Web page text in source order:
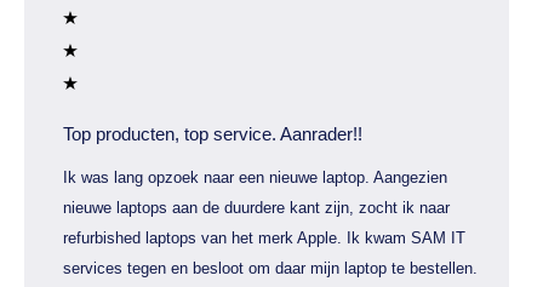
Top producten, top service. Aanrader!!
Ik was lang opzoek naar een nieuwe laptop. Aangezien
nieuwe laptops aan de duurdere kant zijn, zocht ik naar
refurbished laptops van het merk Apple. Ik kwam SAM IT
services tegen en besloot om daar mijn laptop te bestellen.